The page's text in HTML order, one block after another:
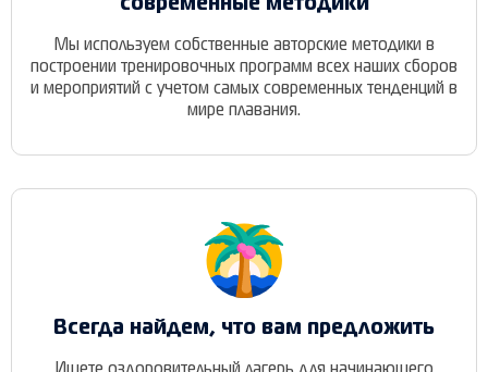
современные методики
Мы используем собственные авторские методики в
построении тренировочных программ всех наших сборов
и мероприятий с учетом самых современных тенденций в
мире плавания.
Всегда найдем, что вам предложить